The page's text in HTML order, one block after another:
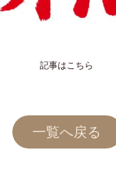
記事はこちら
一覧へ戻る